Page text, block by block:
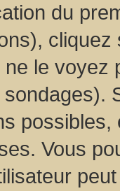
du
cliquez
le voyez
Vous